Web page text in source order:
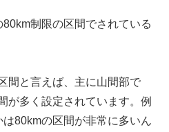
制限の区間でされている
間と言えば、主に山間部で
が多く設定されています。例
80kmの区間が非常に多いん